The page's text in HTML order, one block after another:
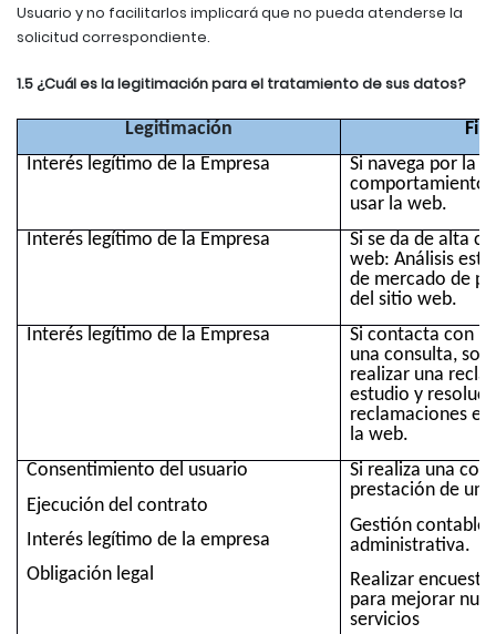
Usuario y no facilitarlos implicará que no pueda atenderse la
solicitud correspondiente.
1.5 ¿Cuál es la legitimación para el tratamiento de sus datos?
Legitimación
Interés legítimo de la Empresa
Si navega por la
comportamiento
usar la web.
Interés legítimo de la Empresa
Si se da de alta
web: Análisis
de mercado de
del sitio web.
Interés legítimo de la Empresa
Si contacta con
una consulta,
realizar una
estudio y
reclamaciones
la web.
Consentimiento del usuario
Ejecución del contrato
Interés legítimo de la empresa
Obligación legal
Si realiza una
prestación de un
Gestión contable,
administrativa.
Realizar
para mejorar
servicios